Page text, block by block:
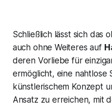
Schließlich lässt sich das
auch ohne Weiteres auf
deren Vorliebe für
ermöglicht, eine nahtlose
künstlerischem Konzept
Ansatz zu erreichen, mit